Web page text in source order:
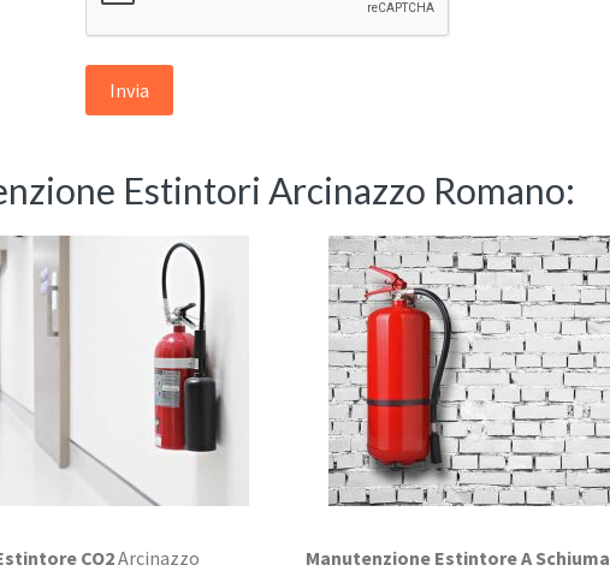
Estintori Arcinazzo Romano:
CO2Arcinazzo
Manutenzione Estintore A Schiuma